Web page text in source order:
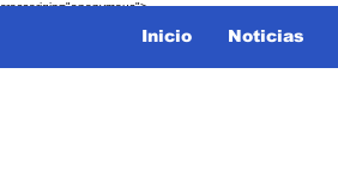
crossorigin="anonymous">
Inicio Noticias